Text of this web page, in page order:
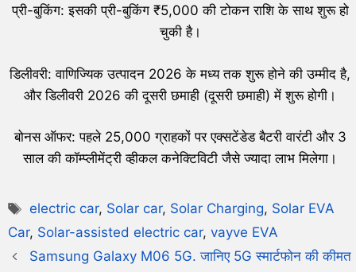
प्री-बुकिंग: इसकी प्री-बुकिंग ₹5,000 की टोकन राशि के साथ शुरू हो
चुकी है।
डिलीवरी: वाणिज्यिक उत्पादन 2026 के मध्य तक शुरू होने की उम्मीद है,
और डिलीवरी 2026 की दूसरी छमाही (दूसरी छमाही) में शुरू होगी।
बोनस ऑफर: पहले 25,000 ग्राहकों पर एक्सटेंडेड बैटरी वारंटी और 3
साल की कॉम्प्लीमेंट्री व्हीकल कनेक्टिविटी जैसे ज्यादा लाभ मिलेगा।
electric car, Solar car, Solar Charging, Solar EVA
Car, Solar-assisted electric car, vayve EVA
Samsung Galaxy M06 5G. जानिए 5G स्मार्टफोन की कीमत